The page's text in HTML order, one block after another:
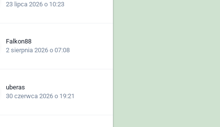
23 lipca 2026 o 10:23
Falkon88
2 sierpnia 2026 o 07:08
uberas
30 czerwca 2026 o 19:21